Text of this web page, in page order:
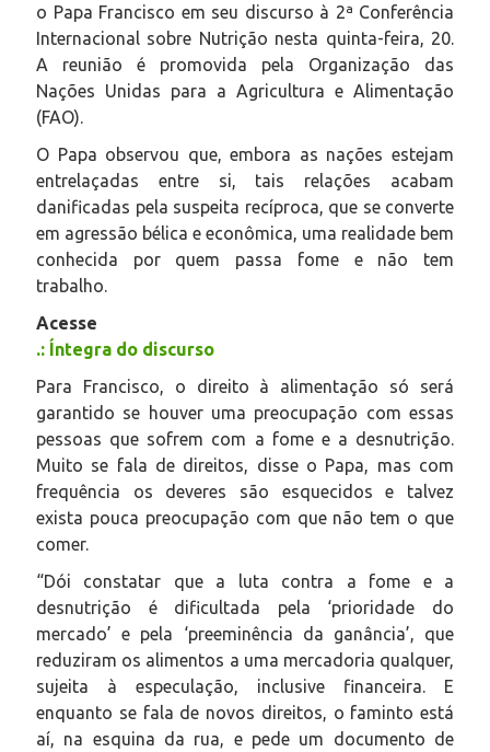
o Papa Francisco em seu discurso à 2ª Conferência
Internacional sobre Nutrição nesta quinta-feira, 20.
A reunião é promovida pela Organização das
Nações Unidas para a Agricultura e Alimentação
(FAO).
O Papa observou que, embora as nações estejam
entrelaçadas entre si, tais relações acabam
danificadas pela suspeita recíproca, que se converte
em agressão bélica e econômica, uma realidade bem
conhecida por quem passa fome e não tem
trabalho.
Acesse
.: Íntegra do discurso
Para Francisco, o direito à alimentação só será
garantido se houver uma preocupação com essas
pessoas que sofrem com a fome e a desnutrição.
Muito se fala de direitos, disse o Papa, mas com
frequência os deveres são esquecidos e talvez
exista pouca preocupação com que não tem o que
comer.
“Dói constatar que a luta contra a fome e a
desnutrição é dificultada pela ‘prioridade do
mercado’ e pela ‘preeminência da ganância’, que
reduziram os alimentos a uma mercadoria qualquer,
sujeita à especulação, inclusive financeira. E
enquanto se fala de novos direitos, o faminto está
aí, na esquina da rua, e pede um documento de